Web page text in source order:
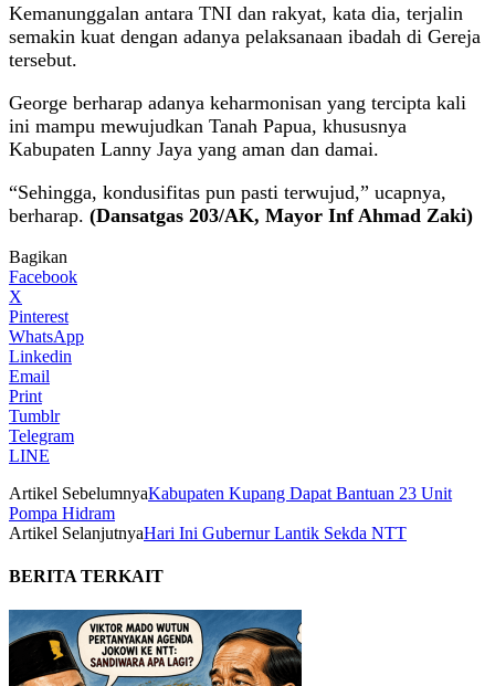
Kemanunggalan antara TNI dan rakyat, kata dia, terjalin
semakin kuat dengan adanya pelaksanaan ibadah di Gereja
tersebut.
George berharap adanya keharmonisan yang tercipta kali
ini mampu mewujudkan Tanah Papua, khususnya
Kabupaten Lanny Jaya yang aman dan damai.
“Sehingga, kondusifitas pun pasti terwujud,” ucapnya,
berharap. (Dansatgas 203/AK, Mayor Inf Ahmad Zaki)
Bagikan
Facebook
X
Pinterest
WhatsApp
Linkedin
Email
Print
Tumblr
Telegram
LINE
Artikel SebelumnyaKabupaten Kupang Dapat Bantuan 23 Unit
Pompa Hidram
Artikel SelanjutnyaHari Ini Gubernur Lantik Sekda NTT
BERITA TERKAIT